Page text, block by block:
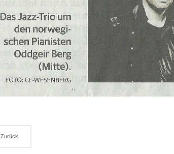
Zurück